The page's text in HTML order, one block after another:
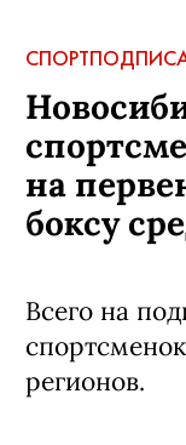
СПОРТ
на
боксу
Всего на
регионов.